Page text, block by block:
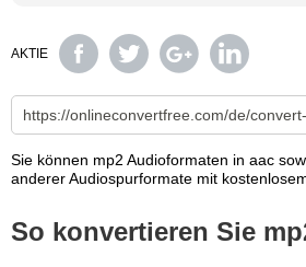
AKTIE
Sie können mp2 Audioformaten in aac
anderer Audiospurformate mit
So konvertieren Sie